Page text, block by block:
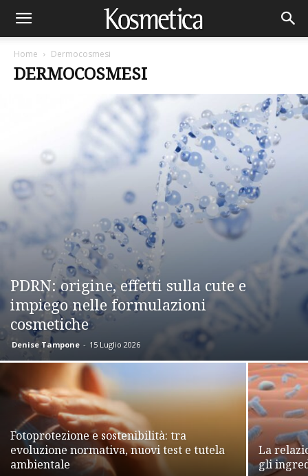
Home Dermocosmesi
DERMOCOSMESI
PDRN: origine, effetti sulla cute e
impiego nelle formulazioni
cosmetiche
Denise Tampone - 15 Luglio 2026
Fotoprotezione e sostenibilità: tra
evoluzione normativa, nuovi test e tutela
ambientale
La
gli